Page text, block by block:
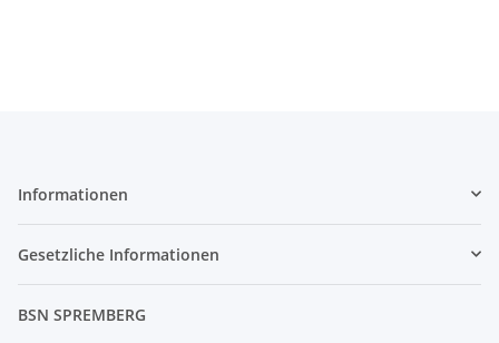
Informationen
Gesetzliche Informationen
BSN SPREMBERG